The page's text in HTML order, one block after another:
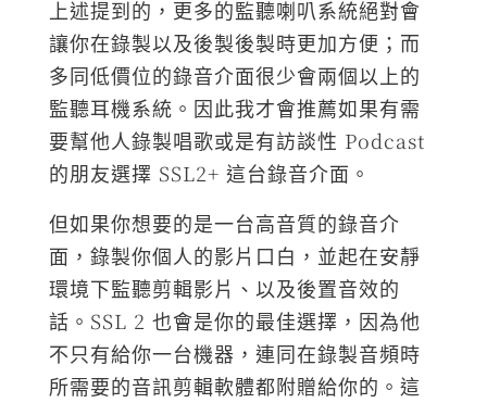
上述提到的，更多的監聽喇叭系統絕對會
讓你在錄製以及後製後製時更加方便；而
多同低價位的錄音介面很少會兩個以上的
監聽耳機系統。因此我才會推薦如果有需
要幫他人錄製唱歌或是有訪談性 Podcast
的朋友選擇 SSL2+ 這台錄音介面。
但如果你想要的是一台高音質的錄音介
面，錄製你個人的影片口白，並起在安靜
環境下監聽剪輯影片、以及後置音效的
話。SSL 2 也會是你的最佳選擇，因為他
不只有給你一台機器，連同在錄製音頻時
所需要的音訊剪輯軟體都附贈給你的。這